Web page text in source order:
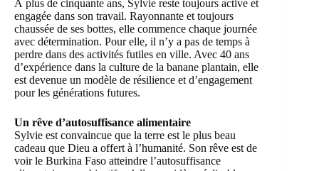
À plus de cinquante ans, Sylvie reste toujours active et
engagée dans son travail. Rayonnante et toujours
chaussée de ses bottes, elle commence chaque journée
avec détermination. Pour elle, il n’y a pas de temps à
perdre dans des activités futiles en ville. Avec 40 ans
d’expérience dans la culture de la banane plantain, elle
est devenue un modèle de résilience et d’engagement
pour les générations futures.
Un rêve d’autosuffisance alimentaire
Sylvie est convaincue que la terre est le plus beau
cadeau que Dieu a offert à l’humanité. Son rêve est de
voir le Burkina Faso atteindre l’autosuffisance